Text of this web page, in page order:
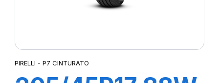
PIRELLI - P7 CINTURATO